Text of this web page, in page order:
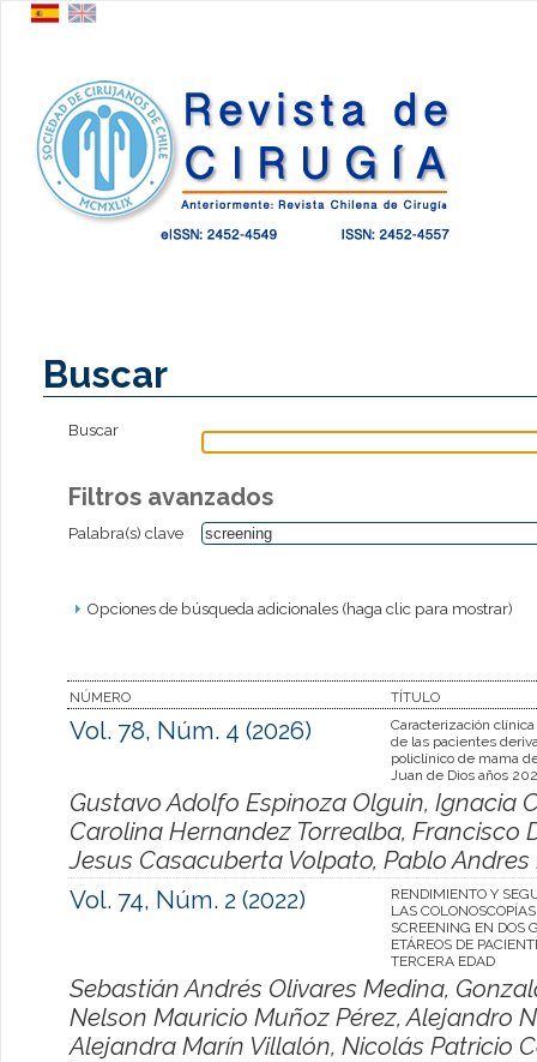
Buscar
Buscar
Filtros avanzados
Palabra(s) clave
Opciones de búsqueda adicionales (haga clic para mostrar)
NÚMERO TÍTULO
Vol. 78, Núm. 4 (2026)
Caracterización
de las pacientes
policlínico de mama
Juan de Dios años
Gustavo Adolfo Espinoza Olguin, Ignacia
Carolina Hernandez Torrealba, Francisco
Jesus Casacuberta Volpato, Pablo Andres
Vol. 74, Núm. 2 (2022)
RENDIMIENTO Y
LAS
SCREENING EN DOS
ETÁREOS DE
TERCERA EDAD
Sebastián Andrés Olivares Medina,
Nelson Mauricio Muñoz Pérez, Alejandro
Alejandra Marín Villalón, Nicolás Patricio